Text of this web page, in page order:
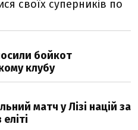
своїх суперників по
бойкот
клубу
матч у Лізі націй за